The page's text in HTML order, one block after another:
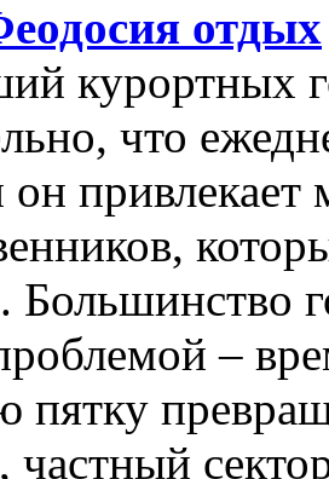
отдых
курортных
что
он привлекает
Большинство
–
пятку
, частный